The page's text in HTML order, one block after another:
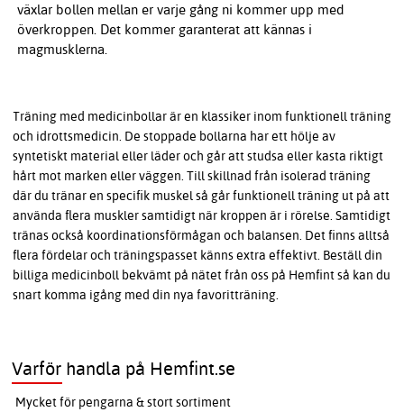
växlar bollen mellan er varje gång ni kommer upp med
överkroppen. Det kommer garanterat att kännas i
magmusklerna.
Träning med medicinbollar är en klassiker inom funktionell träning
och idrottsmedicin. De stoppade bollarna har ett hölje av
syntetiskt material eller läder och går att studsa eller kasta riktigt
hårt mot marken eller väggen. Till skillnad från isolerad träning
där du tränar en specifik muskel så går funktionell träning ut på att
använda flera muskler samtidigt när kroppen är i rörelse. Samtidigt
tränas också koordinationsförmågan och balansen. Det finns alltså
flera fördelar och träningspasset känns extra effektivt. Beställ din
billiga medicinboll bekvämt på nätet från oss på Hemfint så kan du
snart komma igång med din nya favoritträning.
Varför handla på Hemfint.se
Mycket för pengarna & stort sortiment